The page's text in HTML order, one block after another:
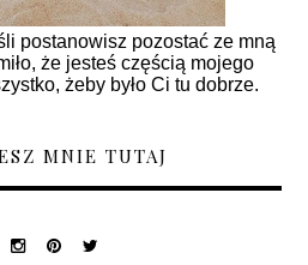
postanowisz pozostać ze mną
że jesteś częścią mojego
żeby było Ci tu dobrze.
MNIE TUTAJ